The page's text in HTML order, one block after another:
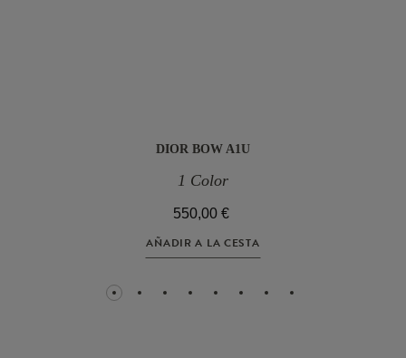
DIOR BOW A1U
1 Color
550,00 €
AÑADIR A LA CESTA
1 2 3 4 5 6 7 8